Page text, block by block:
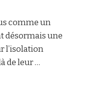
comme un
désormais une
l’isolation
de leur …